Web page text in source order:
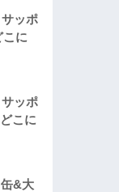
サッポ
に
サッポ
こに
&大